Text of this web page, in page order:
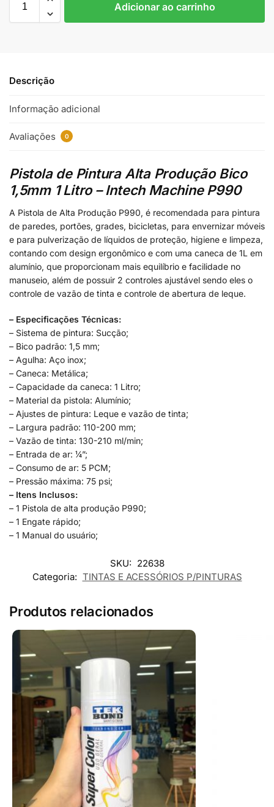
Adicionar ao carrinho
Descrição
Informação adicional
Avaliações 0
Pistola de Pintura Alta Produção Bico
1,5mm 1 Litro – Intech MachineP990
A Pistola de Alta Produção P990, é recomendada para pintura
de paredes, portões, grades, bicicletas, para envernizar móveis
e para pulverização de líquidos de proteção, higiene e limpeza,
contando com design ergonômico e com uma caneca de 1L em
alumínio, que proporcionam mais equilíbrio e facilidade no
manuseio, além de possuir 2 controles ajustável sendo eles o
controle de vazão de tinta e controle de abertura de leque.
– Especificações Técnicas:
– Sistema de pintura: Sucção;
– Bico padrão: 1,5 mm;
– Agulha: Aço inox;
– Caneca: Metálica;
– Capacidade da caneca: 1 Litro;
– Material da pistola: Alumínio;
– Ajustes de pintura: Leque e vazão de tinta;
– Largura padrão: 110-200 mm;
– Vazão de tinta: 130-210 ml/min;
– Entrada de ar: ¼”;
– Consumo de ar: 5 PCM;
– Pressão máxima: 75 psi;
– Itens Inclusos:
– 1 Pistola de alta produção P990;
– 1 Engate rápido;
– 1 Manual do usuário;
SKU: 22638
Categoria: TINTAS E ACESSÓRIOS P/PINTURAS
Produtos relacionados